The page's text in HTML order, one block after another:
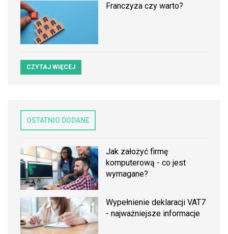
Franczyza czy warto?
CZYTAJ WIĘCEJ
OSTATNIO DODANE
Jak założyć firmę
komputerową - co jest
wymagane?
Wypełnienie deklaracji VAT7
- najważniejsze informacje